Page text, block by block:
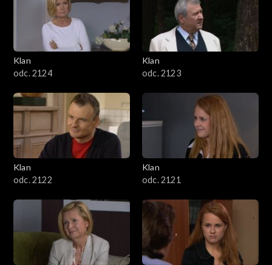
Klan
odc. 2124
Klan
odc. 2123
Klan
odc. 2122
Klan
odc. 2121